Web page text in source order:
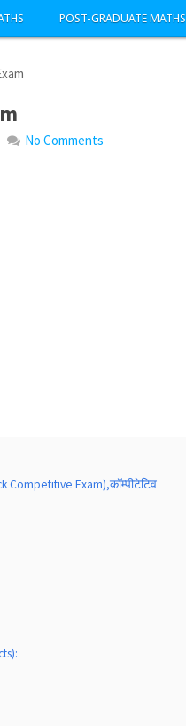
POST-GRADUATE MATHS
No Comments
Competitive Exam),काॅम्पीटेटिव